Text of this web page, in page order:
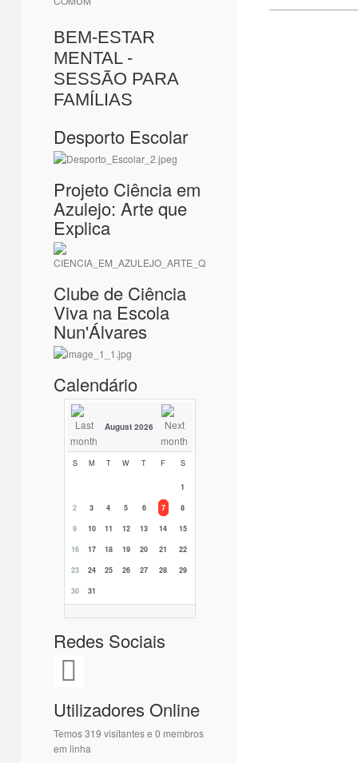
BEM-ESTAR
MENTAL -
SESSÃO PARA
FAMÍLIAS
Desporto Escolar
Projeto Ciência em
Azulejo: Arte que
Explica
Clube de Ciência
Viva na Escola
Nun'Álvares
Calendário
August 2026
S M T W T F S
1
2
3 4 5 6 7
8
9
10 11 12 13 14
15
16
17 18 19 20 21
22
23
24 25 26 27 28
29
30
31
Redes Sociais
Utilizadores Online
Temos 319 visitantes e 0 membros
em linha